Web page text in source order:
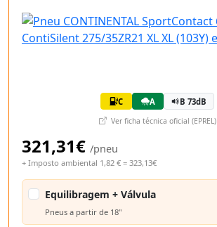
C A B 73dB
Ver ficha técnica oficial (EPREL)
321,31€ /pneu
+ Imposto ambiental 1,82 € = 323,13€
Equilibragem + Válvula
Pneus a partir de 18"